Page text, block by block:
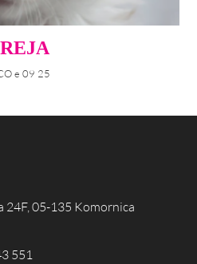
e 09 25
24F, 05-135 Komornica
551